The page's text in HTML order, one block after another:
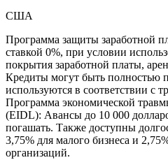
США
Программа защиты заработной
ставкой 0%, при условии
покрытия заработной платы,
Кредиты могут быть полностью
используются в соответствии с
Программа экономической
(EIDL): Авансы до 10 000
погашать. Также доступны
3,75% для малого бизнеса и
организаций.